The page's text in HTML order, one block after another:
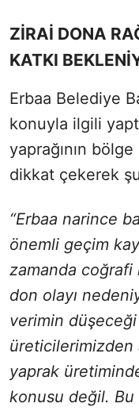
ZİRAİ DONA
KATKI
Erbaa Belediye
konuyla ilgili
yaprağının
dikkat çekerek
“Erbaa narince
önemli geçim
zamanda coğrafi
don olayı
verimin
üreticilerimizden
yaprak
konusu değil. Bu